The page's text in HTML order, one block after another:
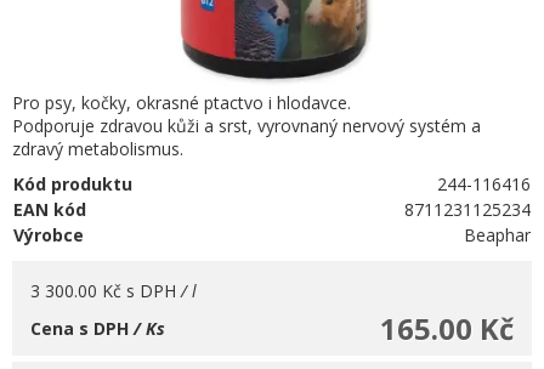
Pro psy, kočky, okrasné ptactvo i hlodavce.
Podporuje zdravou kůži a srst, vyrovnaný nervový systém a
zdravý metabolismus.
Kód produktu
244-116416
EAN kód
8711231125234
Výrobce
Beaphar
3 300.00 Kč s DPH / l
165.00 Kč
Cena s DPH/ Ks